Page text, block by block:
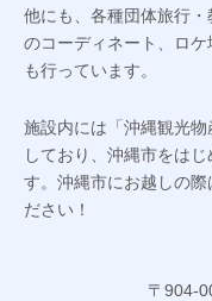
他にも、各種団体旅行
のコーディネート、ロ
も行っています。
施設内には「沖縄観光
しており、沖縄市をは
す。沖縄市にお越しの
ださい！
〒904-